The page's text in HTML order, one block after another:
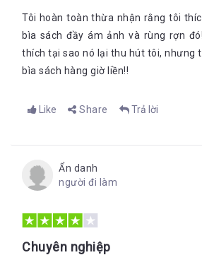
Tôi hoàn toàn thừa nhận rằng tôi
bìa sách đầy ám ảnh và rùng rợn
thích tại sao nó lại thu hút tôi, nhưng
bìa sách hàng giờ liền!!
Like Share Trả lời
Ẩn danh
người đi làm
Chuyên nghiệp